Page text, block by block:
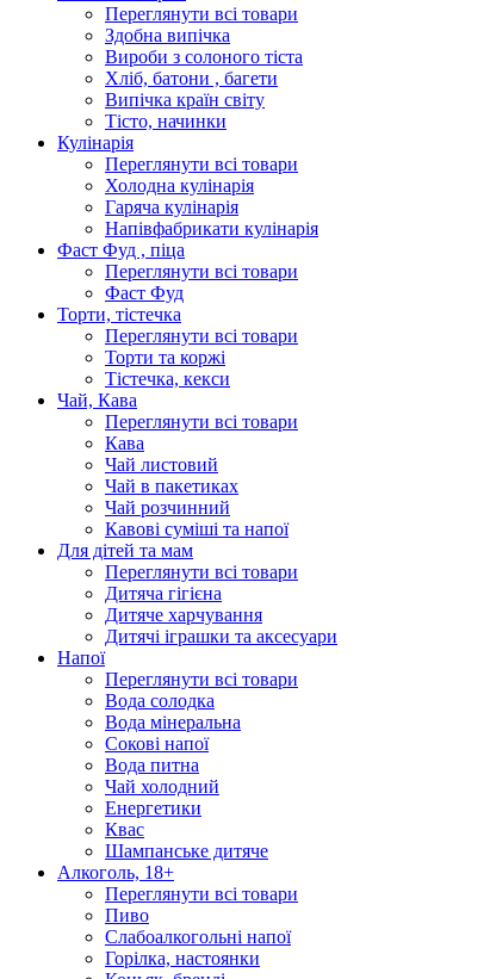
Переглянути всі товари
Здобна випічка
Вироби з солоного тіста
Хліб, батони , багети
Випічка країн світу
Тісто, начинки
Кулінарія
Переглянути всі товари
Холодна кулінарія
Гаряча кулінарія
Напівфабрикати кулінарія
Фаст Фуд , піца
Переглянути всі товари
Фаст Фуд
Торти, тістечка
Переглянути всі товари
Торти та коржі
Тістечка, кекси
Чай, Кава
Переглянути всі товари
Кава
Чай листовий
Чай в пакетиках
Чай розчинний
Кавові суміші та напої
Для дітей та мам
Переглянути всі товари
Дитяча гігієна
Дитяче харчування
Дитячі іграшки та аксесуари
Напої
Переглянути всі товари
Вода солодка
Вода мінеральна
Сокові напої
Вода питна
Чай холодний
Енергетики
Квас
Шампанське дитяче
Алкоголь, 18+
Переглянути всі товари
Пиво
Слабоалкогольні напої
Горілка, настоянки